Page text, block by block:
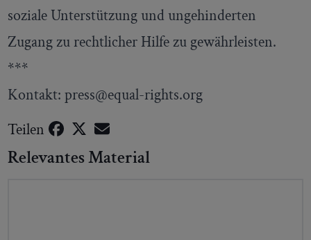
soziale Unterstützung und ungehinderten
Zugang zu rechtlicher Hilfe zu gewährleisten.
***
Kontakt: press@equal-rights.org
Teilen
Relevantes Material